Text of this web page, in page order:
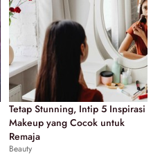
Tetap Stunning, Intip 5 Inspirasi
Makeup yang Cocok untuk
Remaja
Beauty